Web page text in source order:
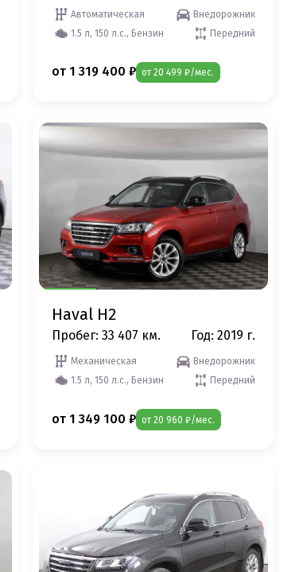
Автоматическая
Внедорожник
1.5 л, 150 л.с., Бензин
Передний
от 1 319 400 ₽ от 20 499 ₽/мес.
Haval H2
Пробег: 33 407 км. Год: 2019 г.
Механическая
Внедорожник
1.5 л, 150 л.с., Бензин
Передний
от 1 349 100 ₽ от 20 960 ₽/мес.